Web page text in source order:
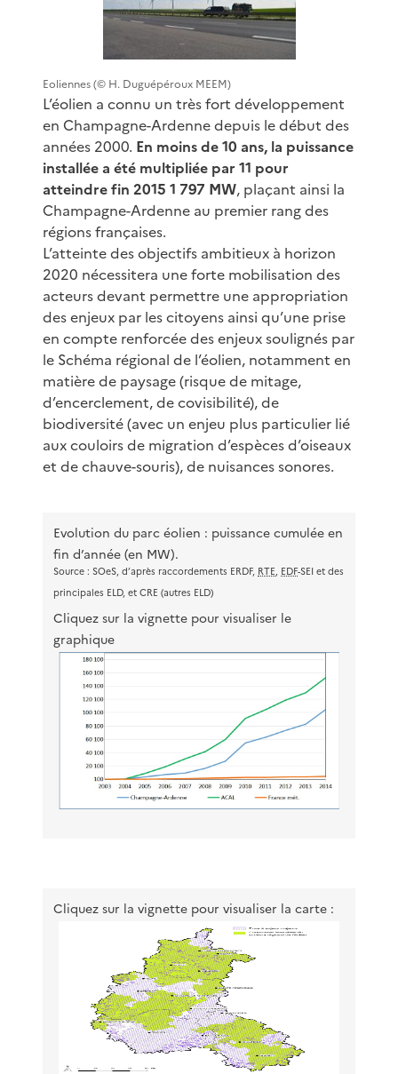
Eoliennes (© H. Duguépéroux MEEM)
L’éolien a connu un très fort développement
en Champagne-Ardenne depuis le début des
années 2000. En moins de 10 ans, la puissance
installée a été multipliée par 11 pour
atteindre fin 2015 1 797 MW, plaçant ainsi la
Champagne-Ardenne au premier rang des
régions françaises.
L’atteinte des objectifs ambitieux à horizon
2020 nécessitera une forte mobilisation des
acteurs devant permettre une appropriation
des enjeux par les citoyens ainsi qu’une prise
en compte renforcée des enjeux soulignés par
le Schéma régional de l’éolien, notamment en
matière de paysage (risque de mitage,
d’encerclement, de covisibilité), de
biodiversité (avec un enjeu plus particulier lié
aux couloirs de migration d’espèces d’oiseaux
et de chauve-souris), de nuisances sonores.
Evolution du parc éolien : puissance cumulée en
fin d’année (en MW).
Source : SOeS, d’après raccordements ERDF, RTE, EDF-SEI et des
principales ELD, et CRE (autres ELD)
Cliquez sur la vignette pour visualiser le
graphique
Cliquez sur la vignette pour visualiser la carte :